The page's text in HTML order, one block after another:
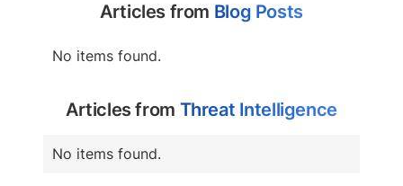
Articles from Blog Posts
No items found.
Articles from Threat Intelligence
No items found.